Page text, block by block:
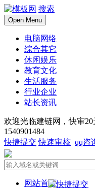
搜索
Open Menu
电脑网络
综合其它
休闲娱乐
教育文化
生活服务
行业企业
站长资讯
欢迎光临建链网，快审
1540901484
快捷提交 快速审核 qq咨
网站首页